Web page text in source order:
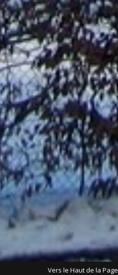
Vers le Haut de la Page